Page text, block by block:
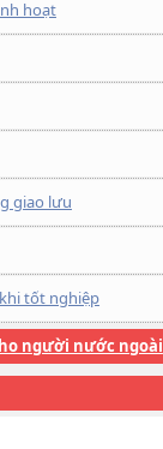
hoạt
giao lưu
tốt nghiệp
người nước ngoài